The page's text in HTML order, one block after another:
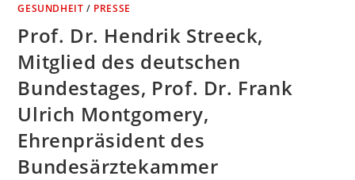
GESUNDHEIT / PRESSE
Prof. Dr. Hendrik Streeck,
Mitglied des deutschen
Bundestages, Prof. Dr. Frank
Ulrich Montgomery,
Ehrenpräsident des
Bundesärztekammer